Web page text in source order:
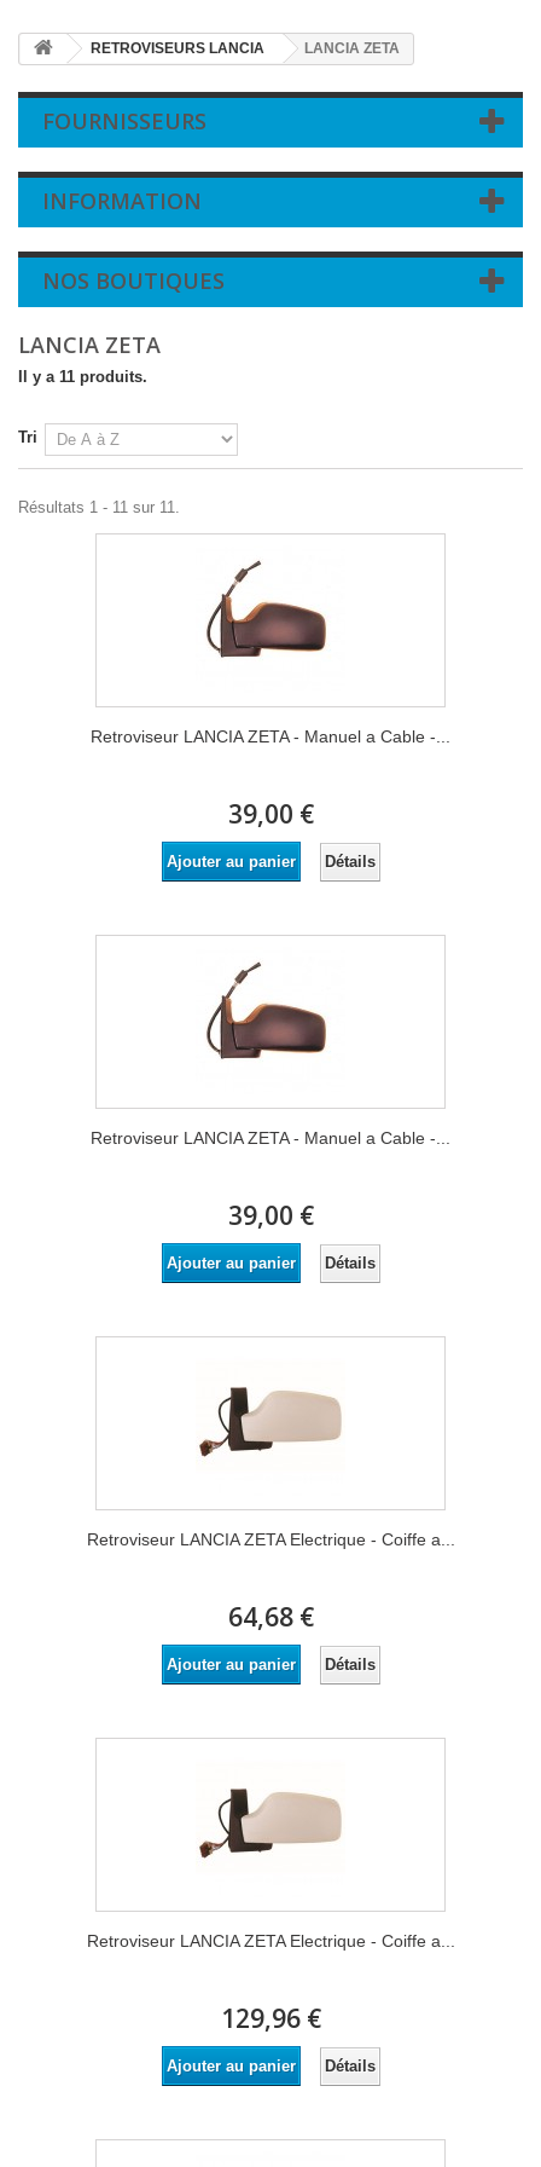
RETROVISEURS LANCIA LANCIA ZETA
FOURNISSEURS
INFORMATION
NOS BOUTIQUES
LANCIA ZETA
Il y a 11 produits.
Tri
Résultats 1 - 11 sur 11.
Retroviseur LANCIA ZETA - Manuel a Cable -...
39,00 €
Ajouter au panier Détails
Retroviseur LANCIA ZETA - Manuel a Cable -...
39,00 €
Ajouter au panier Détails
Retroviseur LANCIA ZETA Electrique - Coiffe a...
64,68 €
Ajouter au panier Détails
Retroviseur LANCIA ZETA Electrique - Coiffe a...
129,96 €
Ajouter au panier Détails